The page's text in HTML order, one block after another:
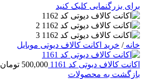
برای بزرگنمایی کلیک کنید
خانه/ خرید اکانت کالاف دیوتی موبایل
اکانت کالاف دیوتی کد 1161 500,000 تومان
بازگشت به محصولات